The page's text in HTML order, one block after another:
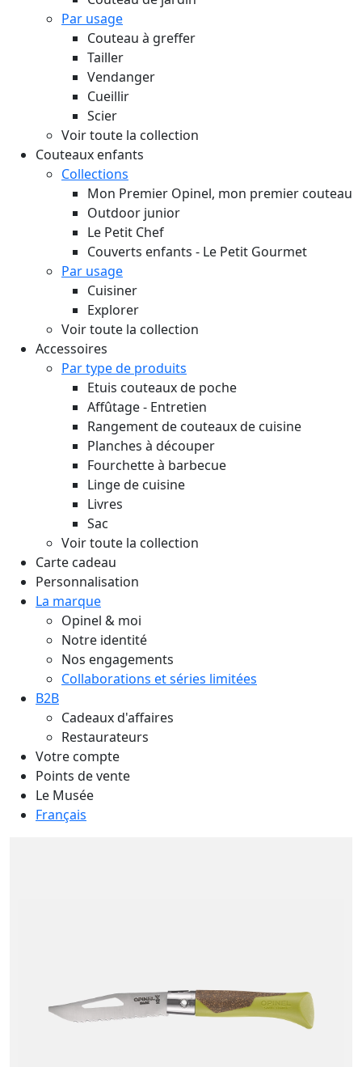
Par usage
Couteau à greffer
Tailler
Vendanger
Cueillir
Scier
Voir toute la collection
Couteaux enfants
Collections
Mon Premier Opinel, mon premier couteau
Outdoor junior
Le Petit Chef
Couverts enfants - Le Petit Gourmet
Par usage
Cuisiner
Explorer
Voir toute la collection
Accessoires
Par type de produits
Etuis couteaux de poche
Affûtage - Entretien
Rangement de couteaux de cuisine
Planches à découper
Fourchette à barbecue
Linge de cuisine
Livres
Sac
Voir toute la collection
Carte cadeau
Personnalisation
La marque
Opinel & moi
Notre identité
Nos engagements
Collaborations et séries limitées
B2B
Cadeaux d'affaires
Restaurateurs
Votre compte
Points de vente
Le Musée
Français